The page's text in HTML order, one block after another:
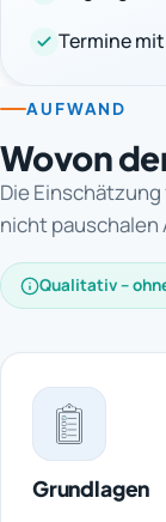
Termine
AUFWAND
Wovon
Die
nicht pauschalen
Qualitativ –
Grundlagen